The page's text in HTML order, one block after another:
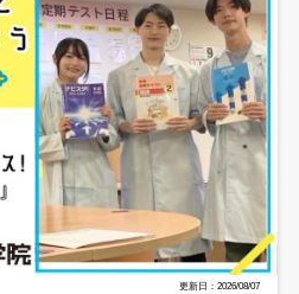
更新日：2026/08/07